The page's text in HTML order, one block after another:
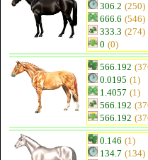
306.2 (250)
666.6 (546)
333.3 (274)
0 (0)
566.192
0.0195 (1)
1.4057 (1)
566.192
566.192
0.146 (1)
134.7 (134)